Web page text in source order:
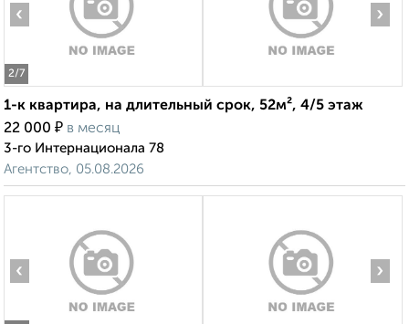
2/7
‹ ›
1-к квартира, на длительный срок, 52м², 4/5 этаж
22 000 ₽ в месяц
3-го Интернационала 78
Агентство, 05.08.2026
‹ ›